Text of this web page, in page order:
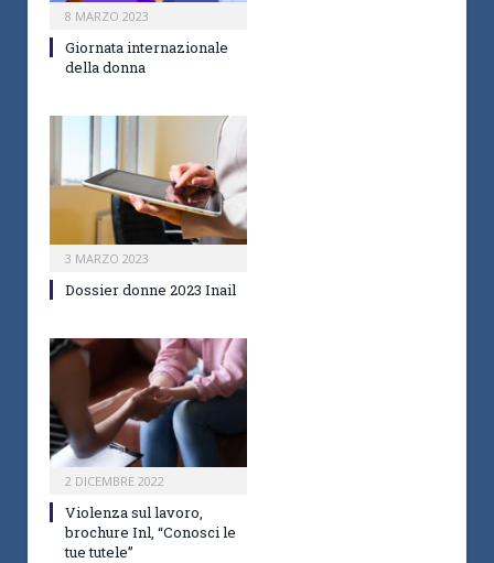
8 MARZO 2023
Giornata internazionale
della donna
3 MARZO 2023
Dossier donne 2023 Inail
2 DICEMBRE 2022
Violenza sul lavoro,
brochure Inl, “Conosci le
tue tutele”